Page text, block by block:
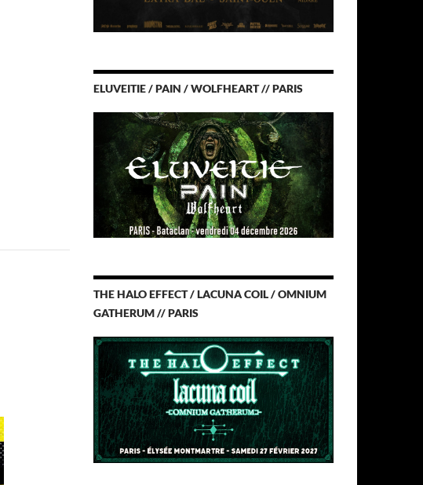
ELUVEITIE / PAIN / WOLFHEART // PARIS
THE HALO EFFECT / LACUNA COIL / OMNIUM
GATHERUM // PARIS